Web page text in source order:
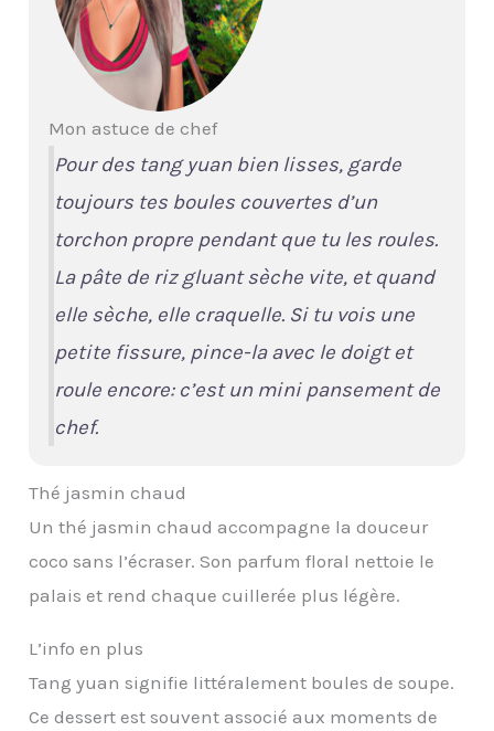
Mon astuce de chef
Pour des tang yuan bien lisses, garde
toujours tes boules couvertes d’un
torchon propre pendant que tu les roules.
La pâte de riz gluant sèche vite, et quand
elle sèche, elle craquelle. Si tu vois une
petite fissure, pince-la avec le doigt et
roule encore: c’est un mini pansement de
chef.
Thé jasmin chaud
Un thé jasmin chaud accompagne la douceur
coco sans l’écraser. Son parfum floral nettoie le
palais et rend chaque cuillerée plus légère.
L’info en plus
Tang yuan signifie littéralement boules de soupe.
Ce dessert est souvent associé aux moments de